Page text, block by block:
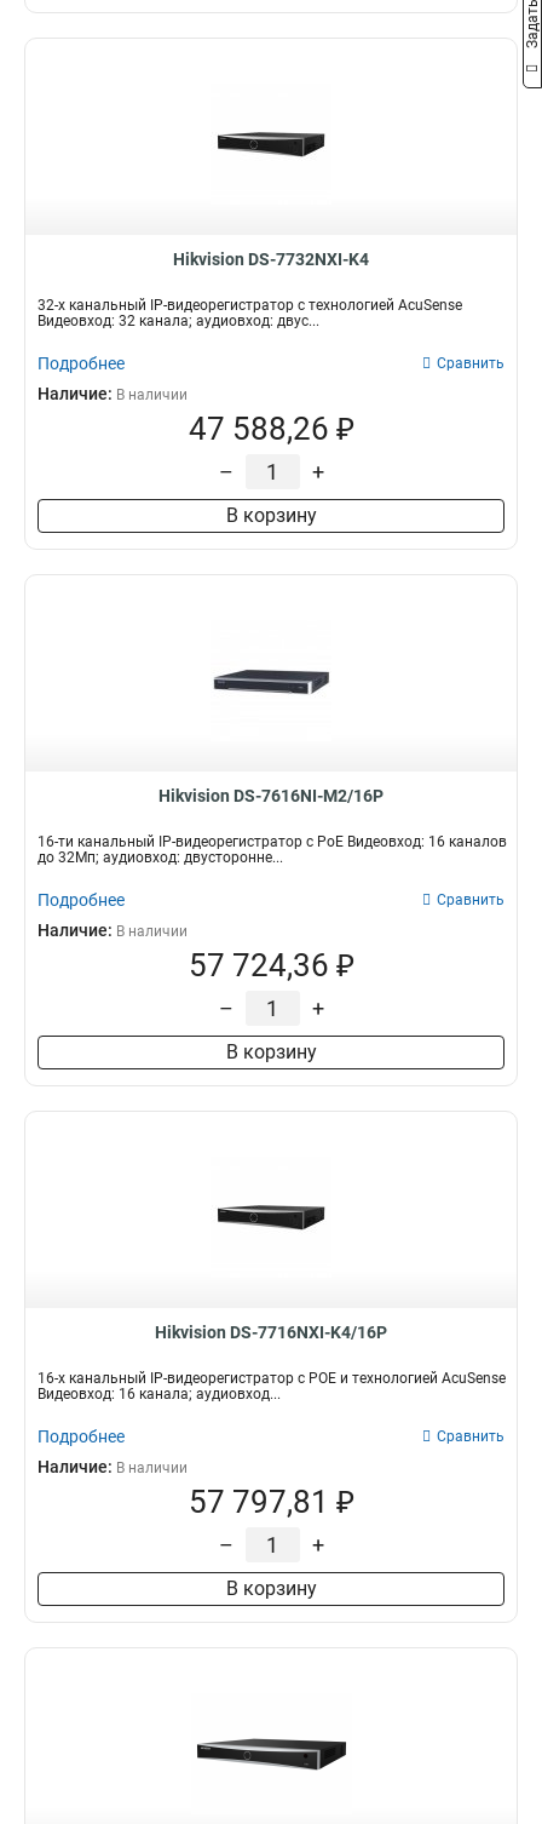
Hikvision DS-7732NXI-K4
32-х канальный IP-видеорегистратор с технологией AcuSense
Видеовход: 32 канала; аудиовход: двус...
Подробнее Сравнить
Наличие: В наличии
47 588,26 ₽
– +
В корзину
Hikvision DS-7616NI-M2/16P
16-ти канальный IP-видеорегистратор c PoE Видеовход: 16 каналов
до 32Мп; аудиовход: двусторонне...
Подробнее Сравнить
Наличие: В наличии
57 724,36 ₽
– +
В корзину
Hikvision DS-7716NXI-K4/16P
16-х канальный IP-видеорегистратор с POE и технологией AcuSense
Видеовход: 16 канала; аудиовход...
Подробнее Сравнить
Наличие: В наличии
57 797,81 ₽
– +
В корзину